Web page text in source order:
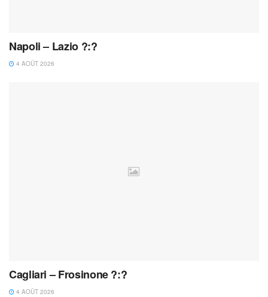
Napoli – Lazio ?:?
4 AOÛT 2026
Cagliari – Frosinone ?:?
4 AOÛT 2026